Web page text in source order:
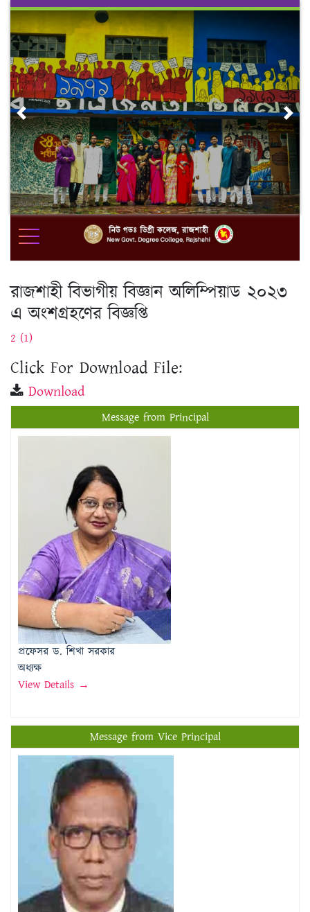
Skip
content
Previous
রাজশাহী বিভাগীয় বিজ্ঞান অলিম্পিয়াড ২০২৩
এ অংশগ্রহণের বিজ্ঞপ্তি
2 (1)
Click For Download File:
Download
Message from Principal
প্রফেসর ড. শিখা সরকার
অধ্যক্ষ
View Details →